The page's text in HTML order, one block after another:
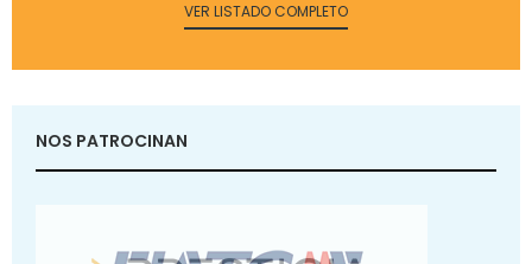
VER LISTADO COMPLETO
NOS PATROCINAN